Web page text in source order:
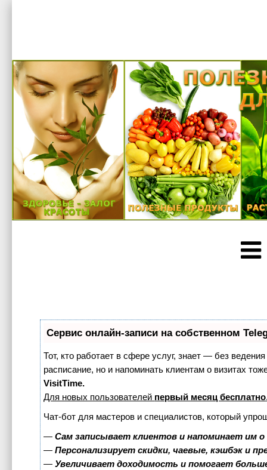
Сервис онлайн-записи на собственном
Тот, кто работает в сфере услуг, знает — без
расписание, но и напоминать клиентам о визитах
VisitTime.
Для новых пользователей первый месяц бесплатно
Чат-бот для мастеров и специалистов, который
—Сам записывает клиентов и напоминает им
—Персонализирует скидки, чаевые, кэшбэк и
—Увеличивает доходимость и помогает